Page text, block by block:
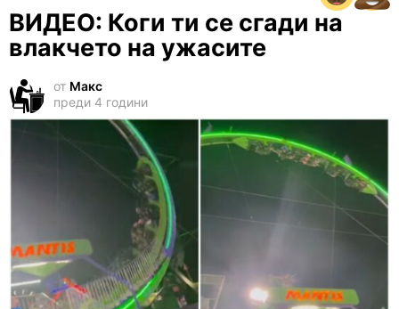
ВИДЕО: Коги ти се сгади на
влакчето на ужасите
от Макс
преди 4 години